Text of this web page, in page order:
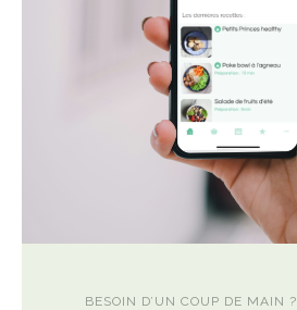
BESOIN D’UN COUP DE MAIN ?